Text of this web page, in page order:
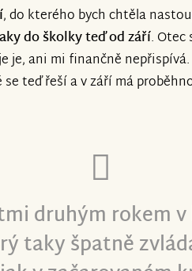
, do kterého bych chtěla
do školky teď od září. Otec
je, ani mi finančně
teď řeší a v září má
druhým rokem
taky špatně